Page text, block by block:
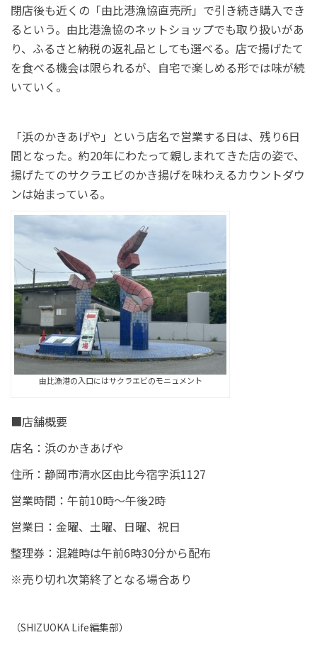
閉店後も近くの「由比港漁協直売所」で引き続き購入でき
るという。由比港漁協のネットショップでも取り扱いがあ
り、ふるさと納税の返礼品としても選べる。店で揚げたて
を食べる機会は限られるが、自宅で楽しめる形では味が続
いていく。
「浜のかきあげや」という店名で営業する日は、残り6日
間となった。約20年にわたって親しまれてきた店の姿で、
揚げたてのサクラエビのかき揚げを味わえるカウントダウ
ンは始まっている。
由比漁港の入口にはサクラエビのモニュメント
■店舗概要
店名：浜のかきあげや
住所：静岡市清水区由比今宿字浜1127
営業時間：午前10時〜午後2時
営業日：金曜、土曜、日曜、祝日
整理券：混雑時は午前6時30分から配布
※売り切れ次第終了となる場合あり
（SHIZUOKA Life編集部）